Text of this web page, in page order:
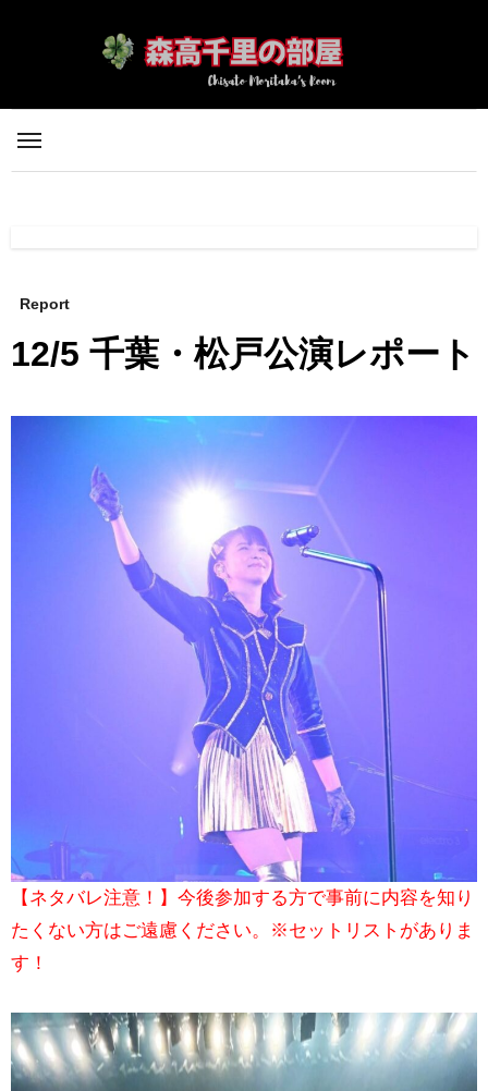
ス
Report
12/5 千葉・松戸公演レポート
【ネタバレ注意！】今後参加する方で事前に内容を知り
たくない方はご遠慮ください。※セットリストがありま
す！